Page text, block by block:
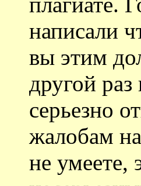
написали
вы этим
другой
серьезно
жалобам на
не умеете,